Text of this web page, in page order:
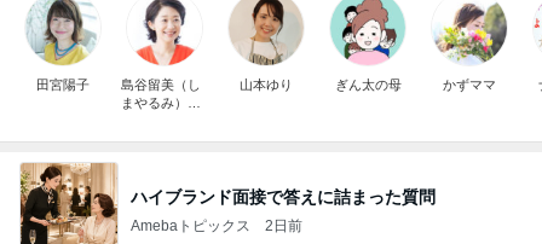
田宮陽子
島谷留美（し
まやるみ）
校」主宰／言
山本ゆり ぎん太の母 かずママ
ハイブランド面接で答えに詰まった質問
Amebaトピックス 2日前